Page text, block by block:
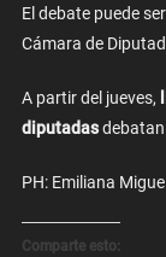
El debate puede
Cámara de
A partir del jueves,
diputadas
PH: Emiliana
Comparte esto: